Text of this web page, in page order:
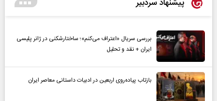
پیشنهاد سردبیر
بررسی سریال «اعتراف می‌کنم»؛ ساختارشکنی در ژانر پلیسی
ایران + نقد و تحلیل
بازتاب پیاده‌روی اربعین در ادبیات داستانی معاصر ایران